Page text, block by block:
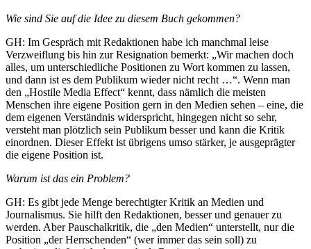
Wie sind Sie auf die Idee zu diesem Buch gekommen?
GH: Im Gespräch mit Redaktionen habe ich manchmal leise
Verzweiflung bis hin zur Resignation bemerkt: „Wir machen doch
alles, um unterschiedliche Positionen zu Wort kommen zu lassen,
und dann ist es dem Publikum wieder nicht recht …“. Wenn man
den „Hostile Media Effect“ kennt, dass nämlich die meisten
Menschen ihre eigene Position gern in den Medien sehen – eine, die
dem eigenen Verständnis widerspricht, hingegen nicht so sehr,
versteht man plötzlich sein Publikum besser und kann die Kritik
einordnen. Dieser Effekt ist übrigens umso stärker, je ausgeprägter
die eigene Position ist.
Warum ist das ein Problem?
GH: Es gibt jede Menge berechtigter Kritik an Medien und
Journalismus. Sie hilft den Redaktionen, besser und genauer zu
werden. Aber Pauschalkritik, die „den Medien“ unterstellt, nur die
Position „der Herrschenden“ (wer immer das sein soll) zu